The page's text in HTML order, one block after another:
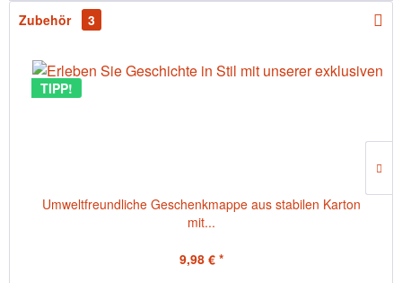
Zubehör 3
TIPP!
Umweltfreundliche Geschenkmappe aus stabilen Karton
mit...
9,98 € *